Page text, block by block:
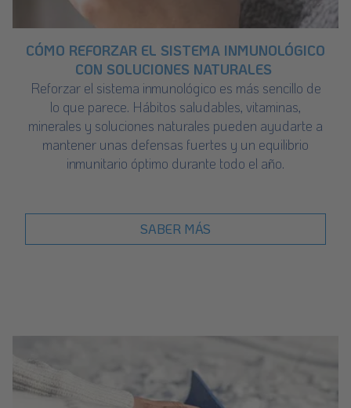
CÓMO REFORZAR EL SISTEMA INMUNOLÓGICO
CON SOLUCIONES NATURALES
Reforzar el sistema inmunológico es más sencillo de
lo que parece. Hábitos saludables, vitaminas,
minerales y soluciones naturales pueden ayudarte a
mantener unas defensas fuertes y un equilibrio
inmunitario óptimo durante todo el año.
SABER MÁS